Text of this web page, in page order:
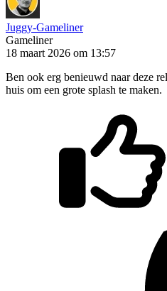
Juggy-Gameliner
Gameliner
18 maart 2026 om 13:57
Ben ook erg benieuwd naar deze
huis om een grote splash te maken.